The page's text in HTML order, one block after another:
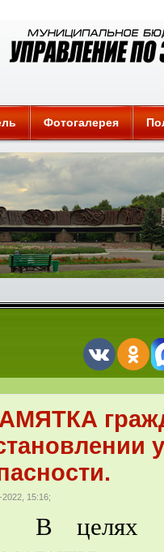
Фотогалерея
2022, 15:16;
В целях